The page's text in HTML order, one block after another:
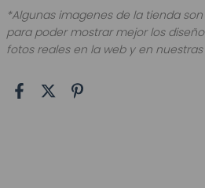
*Algunas imagenes de la tienda
para poder mostrar mejor los
fotos reales en la web y en nuestras